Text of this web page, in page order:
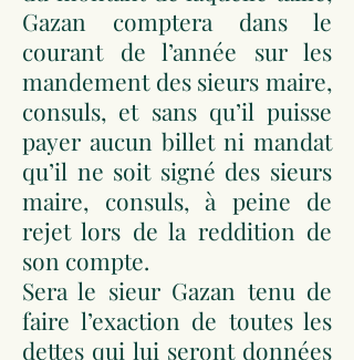
Gazan comptera dans le
courant de l’année sur les
mandement des sieurs maire,
consuls, et sans qu’il puisse
payer aucun billet ni mandat
qu’il ne soit signé des sieurs
maire, consuls, à peine de
rejet lors de la reddition de
son compte.
Sera le sieur Gazan tenu de
faire l’exaction de toutes les
dettes qui lui seront données